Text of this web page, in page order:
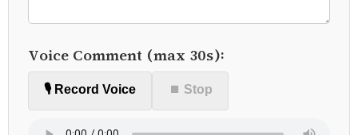
Voice Comment (max 30s):
🎙️ Record Voice ⏹ Stop